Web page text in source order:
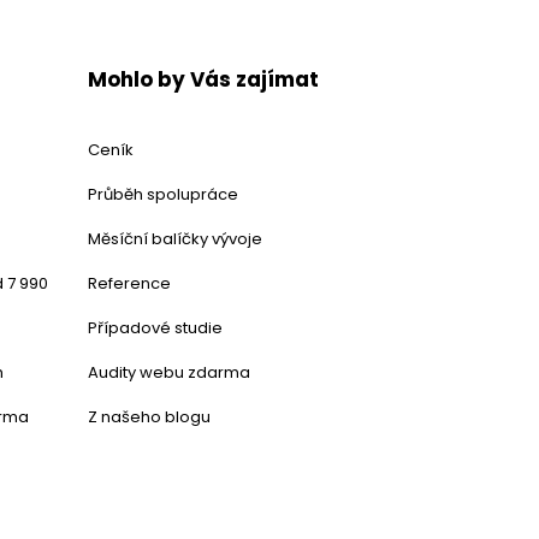
990
Mohlo by Vás zajímat
Ceník
Průběh spolupráce
Měsíční balíčky vývoje
Reference
Případové studie
Audity webu zdarma
Z našeho blogu